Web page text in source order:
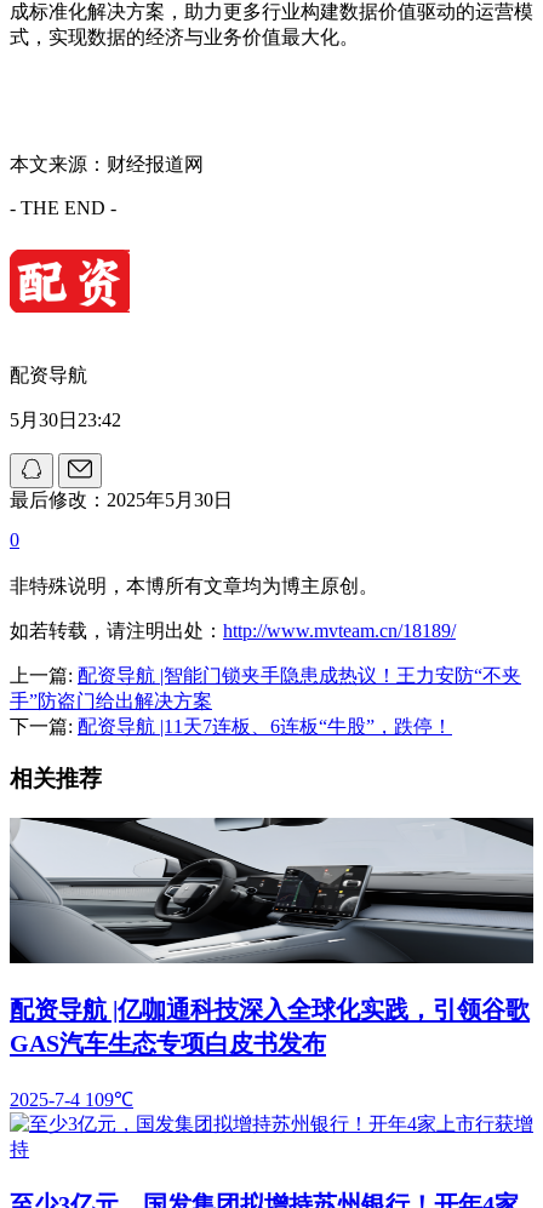
成标准化解决方案，助力更多行业构建数据价值驱动的运营模
式，实现数据的经济与业务价值最大化。
本文来源：财经报道网
- THE END -
配资导航
5月30日23:42
最后修改：2025年5月30日
0
非特殊说明，本博所有文章均为博主原创。
如若转载，请注明出处： http://www.mvteam.cn/18189/
上一篇: 配资导航 |智能门锁夹手隐患成热议！王力安防“不夹
手”防盗门给出解决方案
下一篇: 配资导航 |11天7连板、6连板“牛股”，跌停！
相关推荐
配资导航 |亿咖通科技深入全球化实践，引领谷歌
GAS汽车生态专项白皮书发布
2025-7-4 109℃